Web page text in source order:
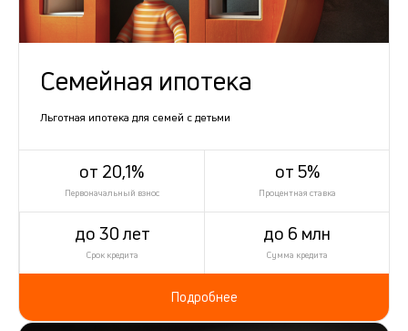
Семейная ипотека
Льготная ипотека для семей с детьми
от 20,1%
Первоначальный взнос
от 5%
Процентная ставка
до 30 лет
Срок кредита
до 6 млн
Сумма кредита
Подробнее